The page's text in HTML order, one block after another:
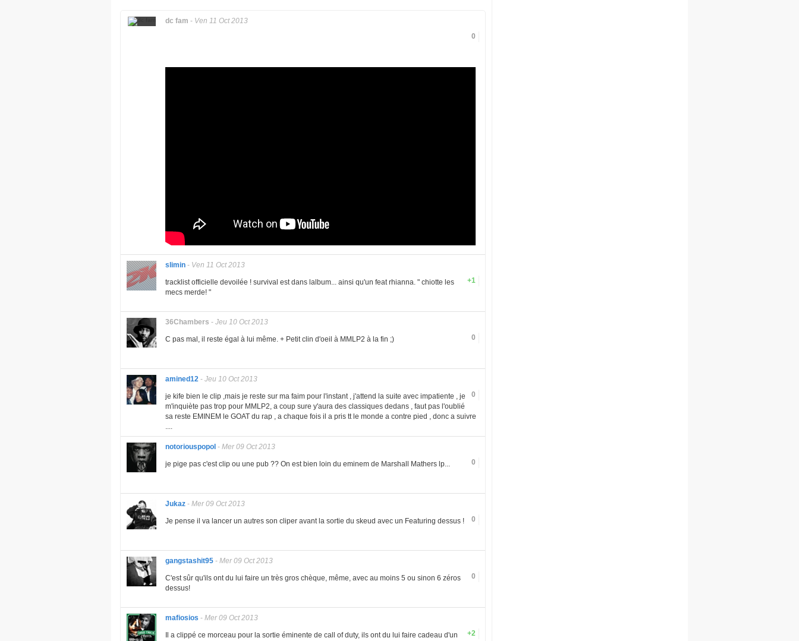
dc fam - Ven 11 Oct 2013
0
slimin - Ven 11 Oct 2013
+1
tracklist officielle devoilée ! survival est dans lalbum... ainsi qu'un feat rhianna. " chiotte les
mecs merde! "
36Chambers - Jeu 10 Oct 2013
0
C pas mal, il reste égal à lui même. + Petit clin d'oeil à MMLP2 à la fin ;)
amined12 - Jeu 10 Oct 2013
0
je kife bien le clip ,mais je reste sur ma faim pour l'instant , j'attend la suite avec impatiente , je
m'inquiète pas trop pour MMLP2, a coup sure y'aura des classiques dedans , faut pas l'oublié
sa reste EMINEM le GOAT du rap , a chaque fois il a pris tt le monde a contre pied , donc a suivre
notoriouspopol - Mer 09 Oct 2013
0
je pige pas c'est clip ou une pub ?? On est bien loin du eminem de Marshall Mathers lp...
Jukaz - Mer 09 Oct 2013
0
Je pense il va lancer un autres son cliper avant la sortie du skeud avec un Featuring dessus !
gangstashit95 - Mer 09 Oct 2013
0
C'est sûr qu'ils ont du lui faire un très gros chèque, même, avec au moins 5 ou sinon 6 zéros
dessus!
mafiosios - Mer 09 Oct 2013
+2
Il a clippé ce morceau pour la sortie éminente de call of duty, ils ont du lui faire cadeau d'un